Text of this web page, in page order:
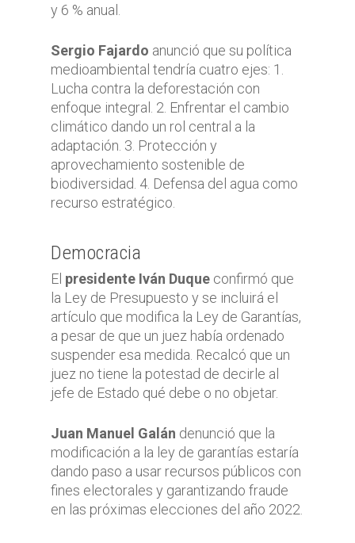
y 6 % anual.
Sergio Fajardo anunció que su política
medioambiental tendría cuatro ejes: 1.
Lucha contra la deforestación con
enfoque integral. 2. Enfrentar el cambio
climático dando un rol central a la
adaptación. 3. Protección y
aprovechamiento sostenible de
biodiversidad. 4. Defensa del agua como
recurso estratégico.
Democracia
El presidente Iván Duque confirmó que
la Ley de Presupuesto y se incluirá el
artículo que modifica la Ley de Garantías,
a pesar de que un juez había ordenado
suspender esa medida. Recalcó que un
juez no tiene la potestad de decirle al
jefe de Estado qué debe o no objetar.
Juan Manuel Galán denunció que la
modificación a la ley de garantías estaría
dando paso a usar recursos públicos con
fines electorales y garantizando fraude
en las próximas elecciones del año 2022.